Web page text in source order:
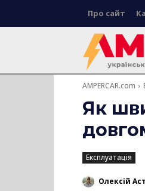
Про сайт
AMPERCAR.com
Як
Експлуатація
Олексій